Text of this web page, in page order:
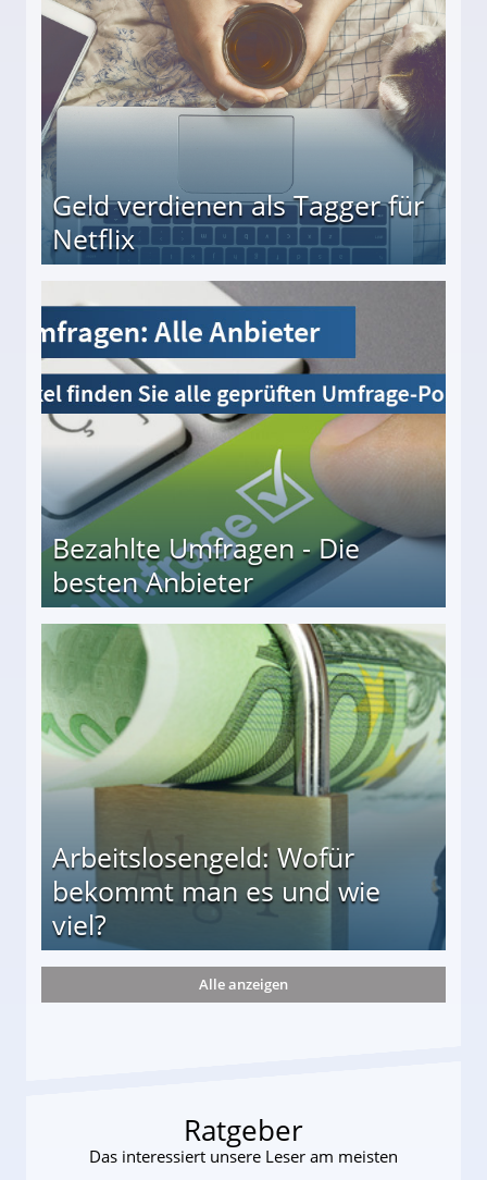
Geld verdienen als Tagger für
Netflix
Bezahlte Umfragen - Die
besten Anbieter
Arbeitslosengeld: Wofür
bekommt man es und wie
viel?
und wie viel?
Alle anzeigen
Ratgeber
Das interessiert unsere Leser am meisten